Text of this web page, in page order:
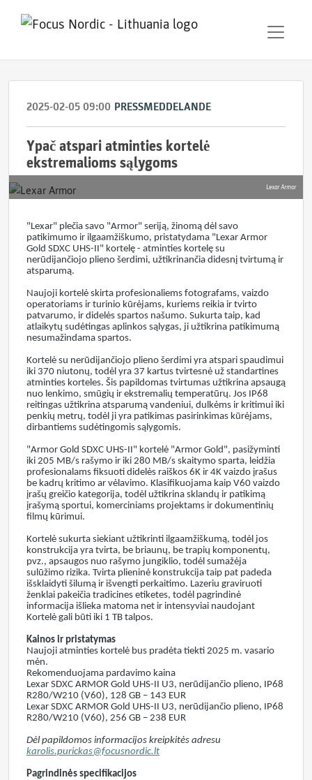
2025-02-05 09:00 PRESSMEDDELANDE
Ypač atspari atminties kortelė
ekstremalioms sąlygoms
Lexar Armor
"Lexar" plečia savo "Armor" seriją, žinomą dėl savo
patikimumo ir ilgaamžiškumo, pristatydama "Lexar Armor
Gold SDXC UHS-II" kortelę - atminties kortelę su
nerūdijančiojo plieno šerdimi, užtikrinančia didesnį tvirtumą ir
atsparumą.
Naujoji kortelė skirta profesionaliems fotografams, vaizdo
operatoriams ir turinio kūrėjams, kuriems reikia ir tvirto
patvarumo, ir didelės spartos našumo. Sukurta taip, kad
atlaikytų sudėtingas aplinkos sąlygas, ji užtikrina patikimumą
nesumažindama spartos.
Kortelė su nerūdijančiojo plieno šerdimi yra atspari spaudimui
iki 370 niutonų, todėl yra 37 kartus tvirtesnė už standartines
atminties korteles. Šis papildomas tvirtumas užtikrina apsaugą
nuo lenkimo, smūgių ir ekstremalių temperatūrų. Jos IP68
reitingas užtikrina atsparumą vandeniui, dulkėms ir kritimui iki
penkių metrų, todėl ji yra patikimas pasirinkimas kūrėjams,
dirbantiems sudėtingomis sąlygomis.
"Armor Gold SDXC UHS-II" kortelė "Armor Gold", pasižyminti
iki 205 MB/s rašymo ir iki 280 MB/s skaitymo sparta, leidžia
profesionalams fiksuoti didelės raiškos 6K ir 4K vaizdo įrašus
be kadrų kritimo ar vėlavimo. Klasifikuojama kaip V60 vaizdo
įrašų greičio kategorija, todėl užtikrina sklandų ir patikimą
įrašymą sportui, komerciniams projektams ir dokumentinių
filmų kūrimui.
Kortelė sukurta siekiant užtikrinti ilgaamžiškumą, todėl jos
konstrukcija yra tvirta, be briaunų, be trapių komponentų,
pvz., apsaugos nuo rašymo jungiklio, todėl sumažėja
sulūžimo rizika. Tvirta plieninė konstrukcija taip pat padeda
išsklaidyti šilumą ir išvengti perkaitimo. Lazeriu graviruoti
ženklai pakeičia tradicines etiketes, todėl pagrindinė
informacija išlieka matoma net ir intensyviai naudojant
Kortelė gali būti iki 1 TB talpos.
Kainos ir pristatymas
Naujoji atminties kortelė bus pradėta tiekti 2025 m. vasario
mėn.
Rekomenduojama pardavimo kaina
Lexar SDXC ARMOR Gold UHS-II U3, nerūdijančio plieno, IP68
R280/W210 (V60), 128 GB – 143 EUR
Lexar SDXC ARMOR Gold UHS-II U3, nerūdijančio plieno, IP68
R280/W210 (V60), 256 GB – 238 EUR
Dėl papildomos informacijos kreipkitės adresu
karolis.purickas@focusnordic.lt
Pagrindinės specifikacijos